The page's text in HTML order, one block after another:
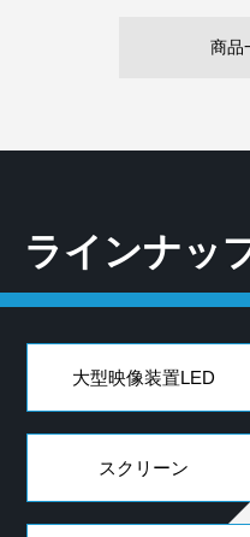
商品
ラインナッ
大型映像装置LED
スクリーン